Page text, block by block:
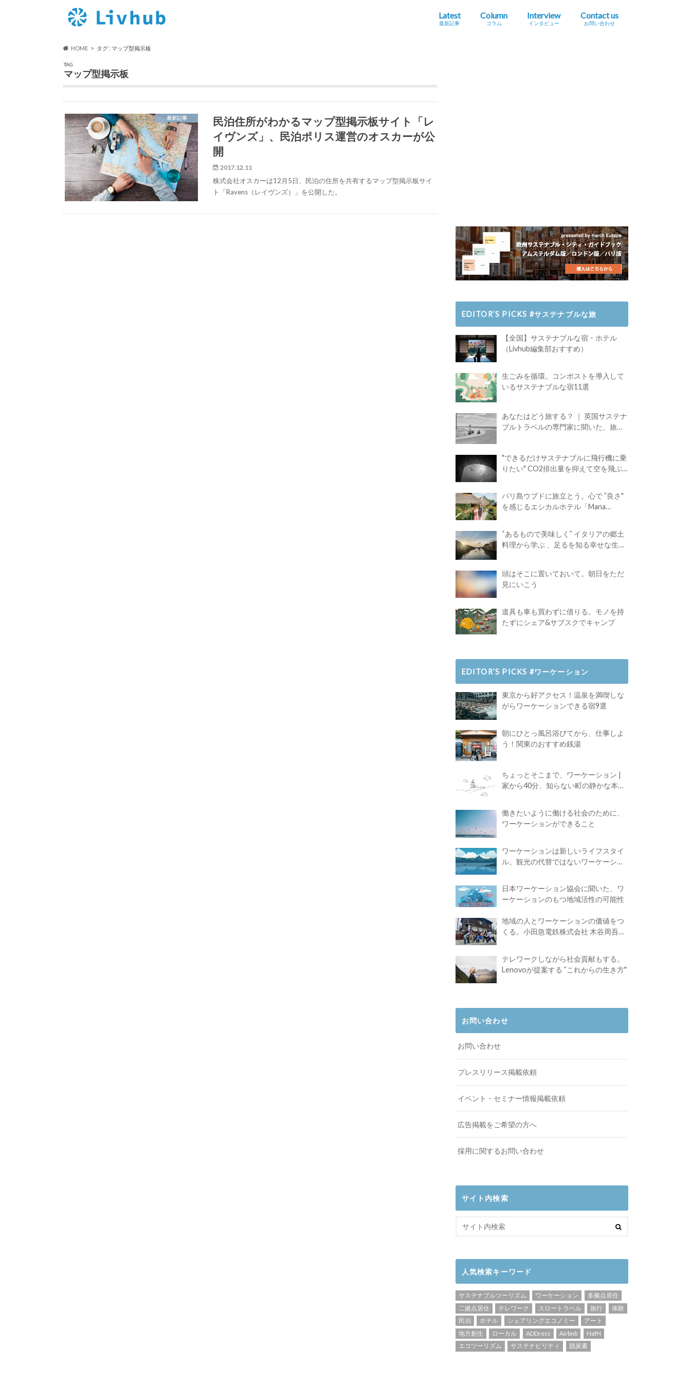
Latest
最新記事
Column
コラム
Interview
インタビュー
Contact us
お問い合わせ
HOME タグ : マップ型掲示板
TAG
マップ型掲示板
最新記事
民泊住所がわかるマップ型掲示板サイト「レ
イヴンズ」、民泊ポリス運営のオスカーが公
開
2017.12.11
株式会社オスカーは12月5日、民泊の住所を共有するマップ型掲示板サイ
ト「Ravens（レイヴンズ）」を公開した。
EDITOR’S PICKS #サステナブルな旅
【全国】サステナブルな宿・ホテル
（Livhub編集部おすすめ）
生ごみを循環。コンポストを導入して
いるサステナブルな宿11選
あなたはどう旅する？ ｜ 英国サステナ
ブルトラベルの専門家に聞いた、旅の
"できるだけサステナブルに飛行機に乗
りたい" CO2排出量を抑えて空を飛ぶ
バリ島ウブドに旅立とう。心で ”良さ"
を感じるエシカルホテル「Mana
“あるもので美味しく” イタリアの郷土
料理から学ぶ 、足るを知る幸せな生き
頭はそこに置いておいて。朝日をただ
見にいこう
道具も車も買わずに借りる。モノを持
たずにシェア&サブスクでキャンプ
EDITOR’S PICKS #ワーケーション
東京から好アクセス！温泉を満喫しな
がらワーケーションできる宿9選
朝にひとっ風呂浴びてから、仕事しよ
う！関東のおすすめ銭湯
ちょっとそこまで、ワーケーション |
家から40分、知らない町の静かな本屋
働きたいように働ける社会のために、
ワーケーションができること
ワーケーションは新しいライフスタイ
ル。観光の代替ではないワーケーショ
日本ワーケーション協会に聞いた、ワ
ーケーションのもつ地域活性の可能性
地域の人とワーケーションの価値をつ
くる。小田急電鉄株式会社 木谷周吾さ
テレワークしながら社会貢献もする。
Lenovoが提案する ”これからの生き方"
お問い合わせ
お問い合わせ
プレスリリース掲載依頼
イベント・セミナー情報掲載依頼
広告掲載をご希望の方へ
採用に関するお問い合わせ
サイト内検索
人気検索キーワード
サステナブルツーリズム ワーケーション
多拠点居住
二拠点居住
テレワーク スロートラベル 旅行
体験
民泊
ホテル シェアリングエコノミー
アート
地方創生
ローカル ADDress Airbnb
HafH
エコツーリズム
サステナビリティ 脱炭素